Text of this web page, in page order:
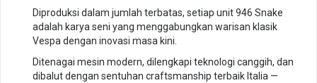
Diproduksi dalam jumlah terbatas, setiap unit 946 Snake
adalah karya seni yang menggabungkan warisan klasik
Vespa dengan inovasi masa kini.
Ditenagai mesin modern, dilengkapi teknologi canggih, dan
dibalut dengan sentuhan craftsmanship terbaik Italia —